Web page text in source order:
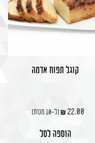
קוגל תפוח אדמה
22.00 (ל-10 מנות)
הוספה לסל